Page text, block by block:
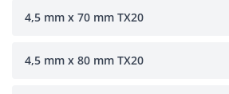
4,5 mm x 70 mm TX20
4,5 mm x 80 mm TX20